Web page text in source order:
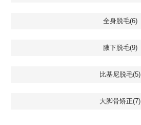
全身脱毛(6)
腋下脱毛(9)
比基尼脱毛(5)
大脚骨矫正(7)